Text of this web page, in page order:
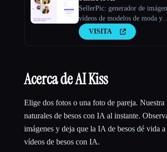
SellerPic: generador de
vídeos de modelos de moda y
productos con IA
VISITA
Acerca de AI Kiss
Elige dos fotos o una foto de pareja.
naturales de besos con IA al instante.
imágenes y deja que la IA de besos dé vida
vídeos de besos con IA.